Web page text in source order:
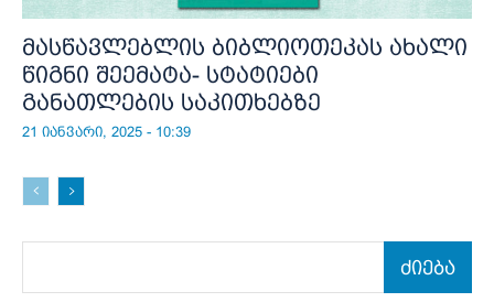
მასწავლებლის ბიბლიოთეკას ახალი
წიგნი შეემატა- სტატიები
განათლების საკითხებზე
21 იანვარი, 2025 - 10:39
ძიება